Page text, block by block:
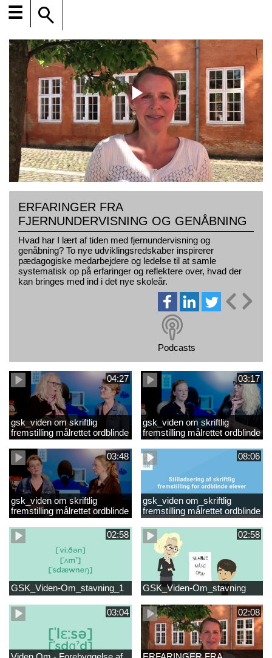
☰
ERFARINGER FRA
FJERNUNDERVISNING OG GENÅBNING
Hvad har I lært af tiden med fjernundervisning og
genåbning? To nye udviklingsredskaber inspirerer
pædagogiske medarbejdere og ledelse til at samle
systematisk op på erfaringer og reflektere over, hvad der
kan bringes med ind i det nye skoleår.
Podcasts
04:27
gsk_viden om skriftlig
fremstilling målrettet ordblinde
opsummering.mp4
03:17
gsk_viden om skriftlig
fremstilling målrettet ordblinde
opsummering_Klip2.mp4
03:48
gsk_viden om skriftlig
fremstilling målrettet ordblinde
elever_Video 1
opsummering.mp4
08:06
gsk_viden om_skriftlig
fremstilling målrettet ordblinde
elever
02:58
GSK_Viden-Om_stavning_1
02:58
GSK_Viden-Om_stavning
03:04 02:08